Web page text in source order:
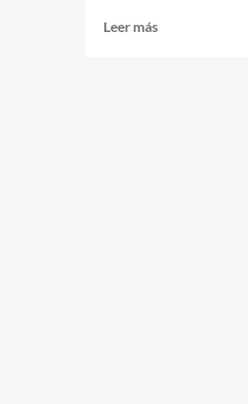
Leer más